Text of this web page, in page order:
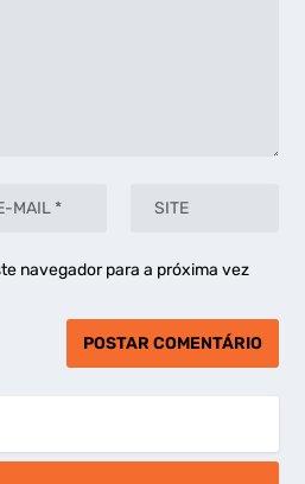
navegador para a próxima vez